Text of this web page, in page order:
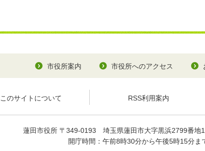
市役所案内 市役所へのアクセス
このサイトについて RSS利用案内
蓮田市役所 〒349-0193 埼玉県蓮田市大字黒浜2799番地
開庁時間：午前8時30分から午後5時15分